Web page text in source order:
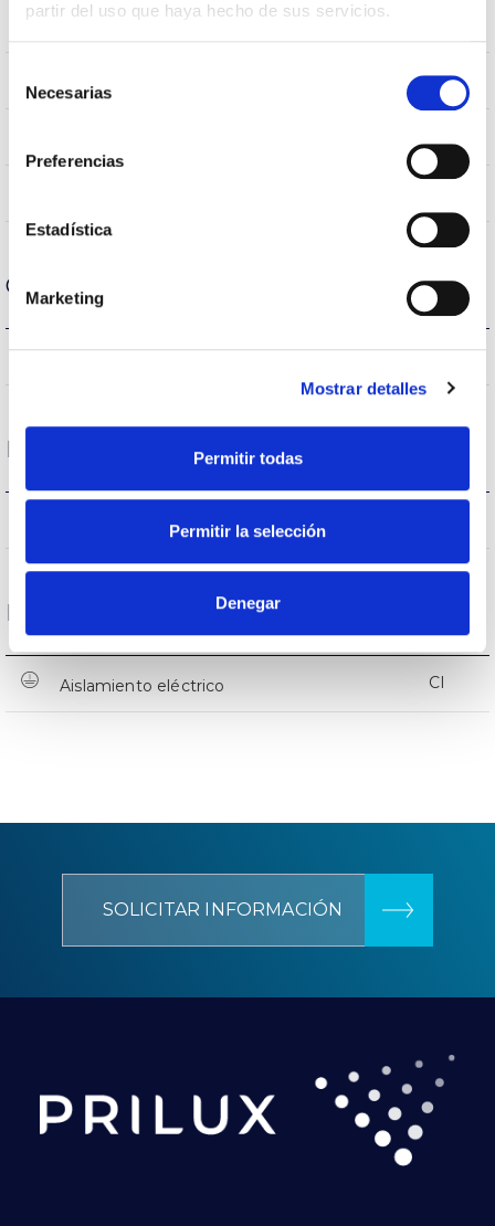
partir del uso que haya hecho de sus servicios.
Necesarias
Preferencias
Estadística
Marketing
Mostrar detalles
Permitir todas
Permitir la selección
Denegar
G13
IP Índice de estanqueidad IP65
Condiciones de funcionamiento
-20 +35
Protecciones
Protección sobretensiones
Datos Generales
Aislamiento eléctrico CI
SOLICITAR INFORMACIÓN